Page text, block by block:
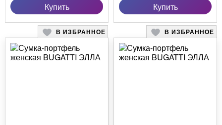
Купить
Купить
В ИЗБРАННОЕ В ИЗБРАННОЕ